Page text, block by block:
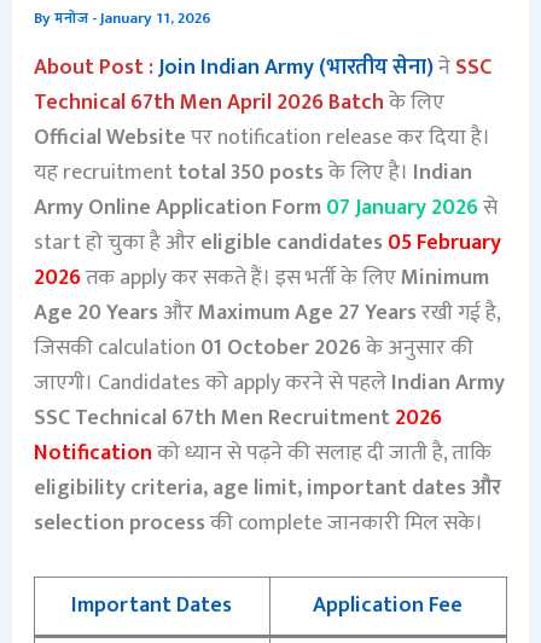
Byमनोज-January 11, 2026
About Post :Join Indian Army (भारतीय सेना)नेSSC
Technical 67th Men April 2026 Batchके लिए
Official Websiteपर notification release कर दिया है।
यह recruitmenttotal 350 postsके लिए है। Indian
Army Online Application Form07 January 2026से
start हो चुका है औरeligible candidates 05 February
2026तक apply कर सकते हैं। इस भर्ती के लिएMinimum
Age 20 YearsऔरMaximum Age 27 Yearsरखी गई है,
जिसकी calculation 01 October 2026के अनुसार की
जाएगी। Candidates को apply करने से पहलेIndian Army
SSC Technical 67th Men Recruitment2026
Notificationको ध्यान से पढ़ने की सलाह दी जाती है, ताकि
eligibility criteria, age limit, important dates और
selection processकी complete जानकारी मिल सके।
Important Dates
Application Fee